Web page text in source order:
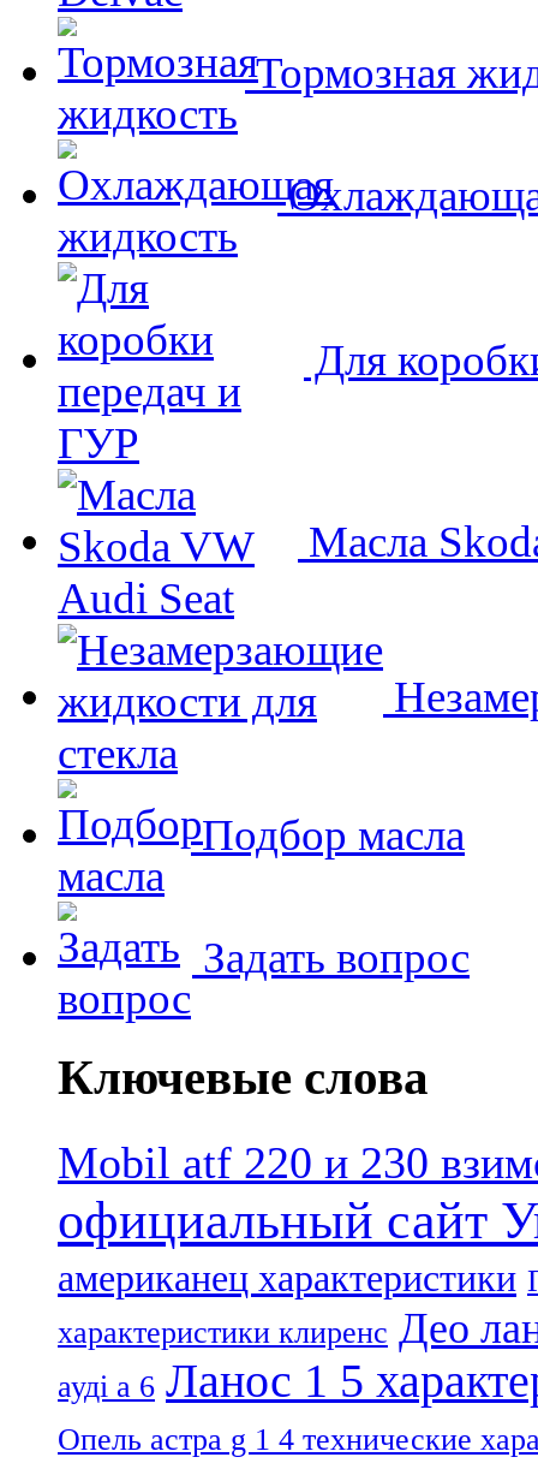
Тормозная
Для
Масла
Подбор масла
Задать вопрос
Ключевые слова
Mobil atf 220 и 230
официальный сайт
американец характеристики
характеристики клиренс Део
ауді а 6 Ланос 1 5
Опель астра g 1 4 технические